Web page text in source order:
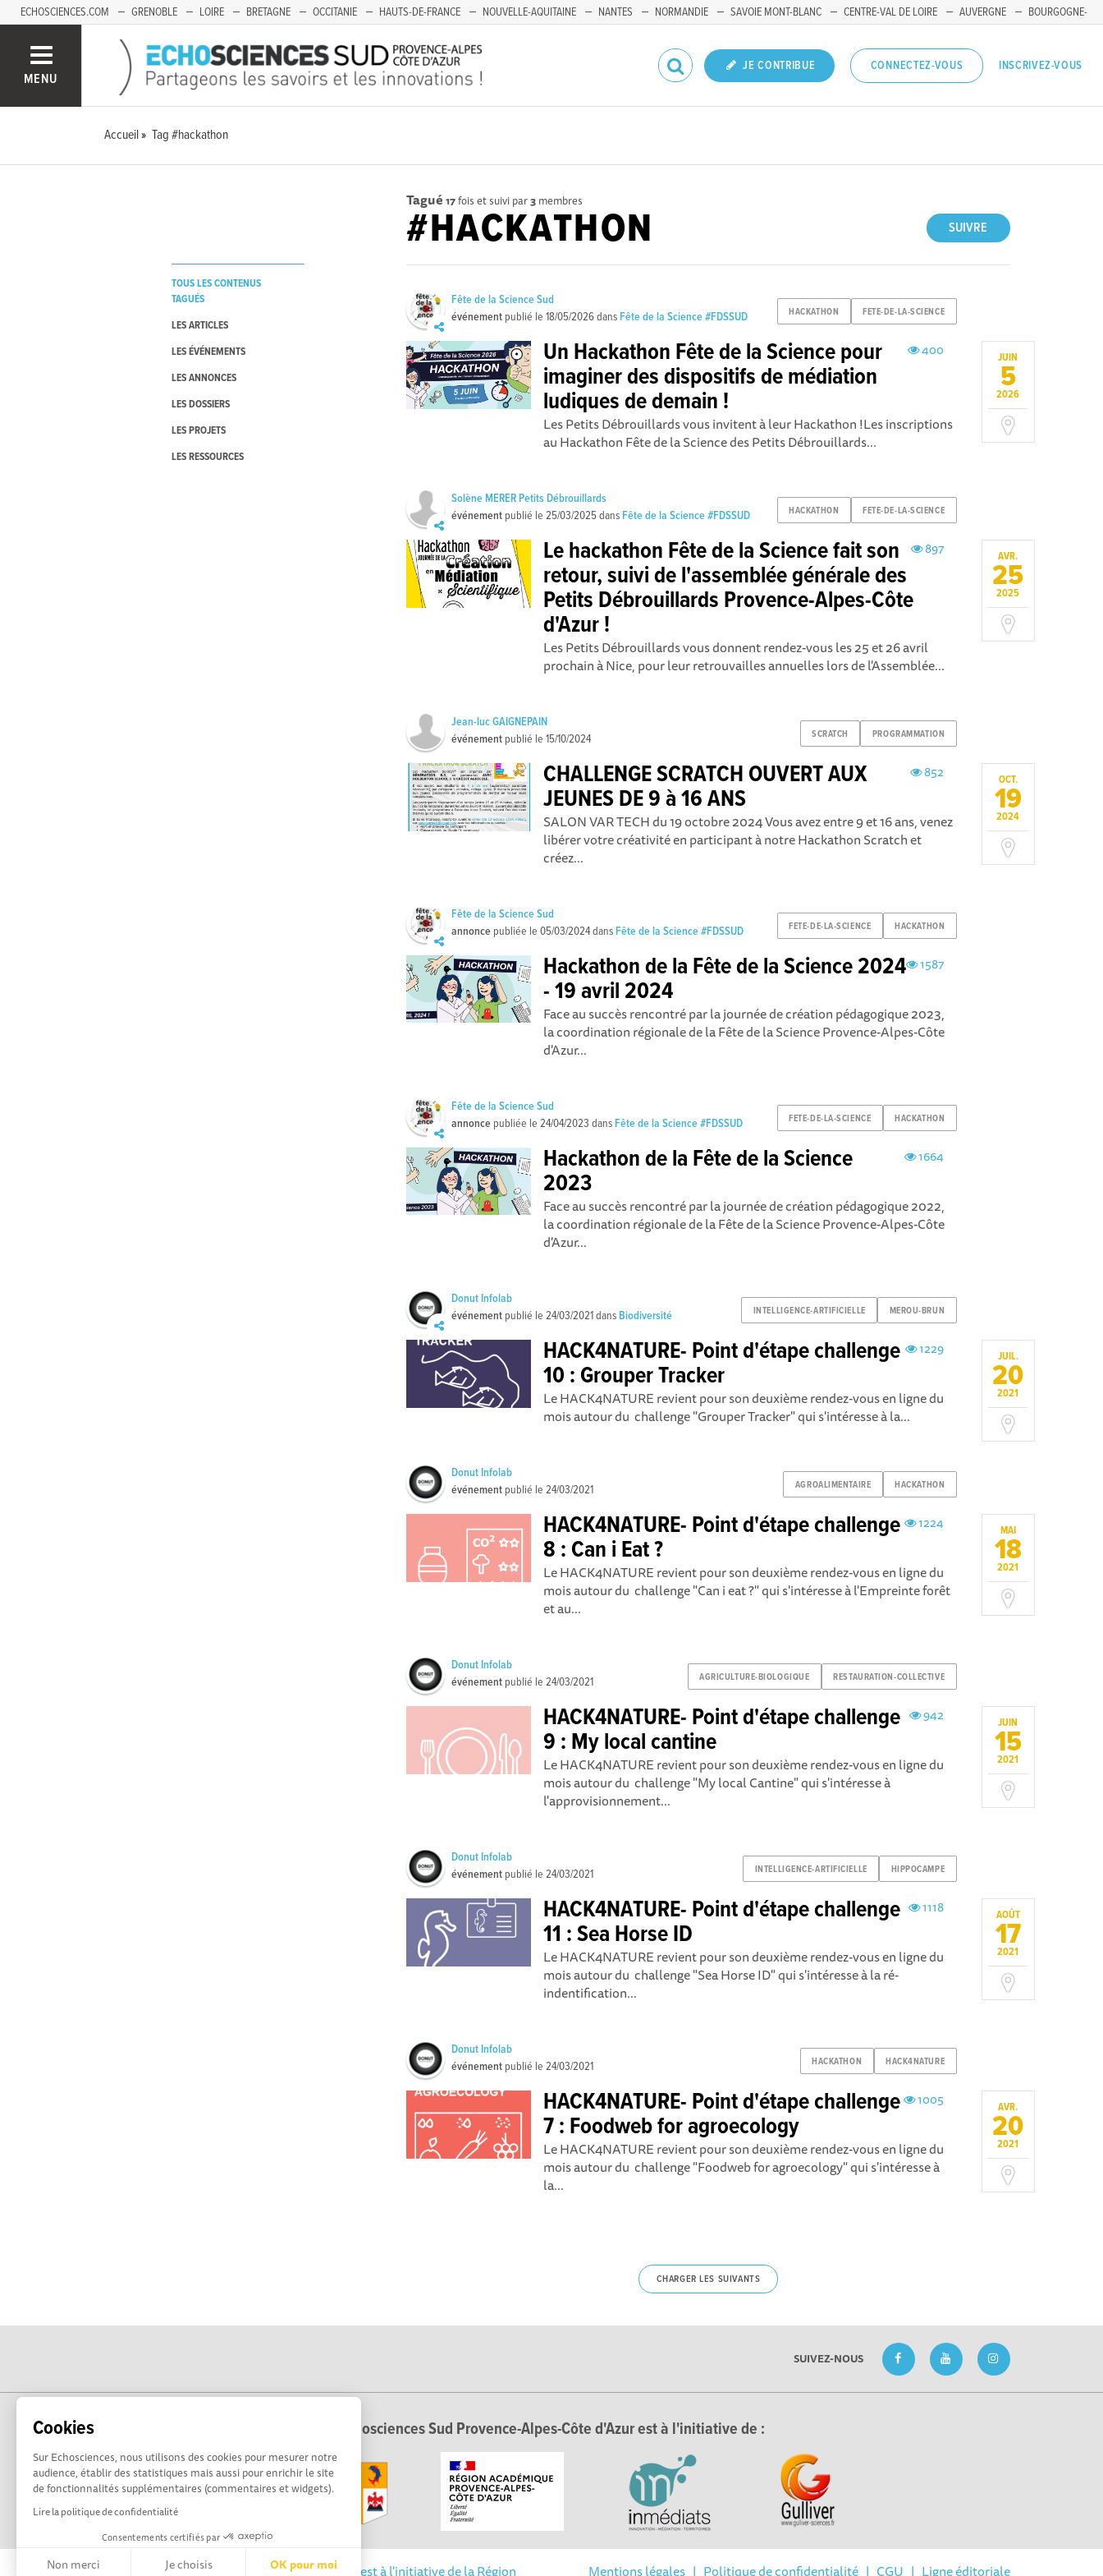
Cookies
Sur Echosciences, nous utilisons des cookies pour mesurer notre
audience, établir des statistiques mais aussi pour enrichir le site
de fonctionnalités supplémentaires (commentaires et widgets).
Lire la politique de confidentialité
Consentements certifiés par
Non merci Je choisis OK pour moi
ECHOSCIENCES.COM GRENOBLE LOIRE BRETAGNE OCCITANIE HAUTS-DE-FRANCE NOUVELLE-AQUITAINE NANTES NORMANDIE SAVOIE MONT-BLANC CENTRE-VAL DE LOIRE AUVERGNE
BOURGOGNE-
MENU
JE CONTRIBUE CONNECTEZ-VOUS INSCRIVEZ-VOUS
Accueil Tag #hackathon
TOUS LES CONTENUS
TAGUÉS
LES ARTICLES
LES ÉVÉNEMENTS
LES ANNONCES
LES DOSSIERS
LES PROJETS
LES RESSOURCES
Tagué 17fois et suivi par3 membres
SUIVRE
#HACKATHON
HACKATHON FETE-DE-LA-SCIENCE
Fête de la Science Sud
événement publié le18/05/2026dans Fête de la Science #FDSSUD
JUIN
5
2026
400
Un Hackathon Fête de la Science pour
imaginer des dispositifs de médiation
ludiques de demain !
Les Petits Débrouillards vous invitent à leur Hackathon !Les inscriptions
au Hackathon Fête de la Science des Petits Débrouillards...
HACKATHON FETE-DE-LA-SCIENCE
Solène MERER Petits Débrouillards
événement publié le25/03/2025dans Fête de la Science #FDSSUD
AVR.
25
2025
897
Le hackathon Fête de la Science fait son
retour, suivi de l'assemblée générale des
Petits Débrouillards Provence-Alpes-Côte
d'Azur !
Les Petits Débrouillards vous donnent rendez-vous les 25 et 26 avril
prochain à Nice, pour leur retrouvailles annuelles lors de l'Assemblée...
SCRATCH PROGRAMMATION
Jean-luc GAIGNEPAIN
événement publié le15/10/2024
OCT.
19
2024
852
CHALLENGE SCRATCH OUVERT AUX
JEUNES DE 9 à 16 ANS
SALON VAR TECH du 19 octobre 2024 Vous avez entre 9 et 16 ans, venez
libérer votre créativité en participant à notre Hackathon Scratch et
créez...
FETE-DE-LA-SCIENCE HACKATHON
Fête de la Science Sud
annonce publiée le05/03/2024dans Fête de la Science #FDSSUD
1587
Hackathon de la Fête de la Science 2024
- 19 avril 2024
Face au succès rencontré par la journée de création pédagogique 2023,
la coordination régionale de la Fête de la Science Provence-Alpes-Côte
d'Azur...
FETE-DE-LA-SCIENCE HACKATHON
Fête de la Science Sud
annonce publiée le24/04/2023 dans Fête de la Science #FDSSUD
1664
Hackathon de la Fête de la Science
2023
Face au succès rencontré par la journée de création pédagogique 2022,
la coordination régionale de la Fête de la Science Provence-Alpes-Côte
d'Azur...
INTELLIGENCE-ARTIFICIELLE MEROU-BRUN
Donut Infolab
événement publié le24/03/2021dans Biodiversité
JUIL.
20
2021
1229
HACK4NATURE- Point d'étape challenge
10 : Grouper Tracker
Le HACK4NATURE revient pour son deuxième rendez-vous en ligne du
mois autour du challenge "Grouper Tracker" qui s'intéresse à la...
AGROALIMENTAIRE HACKATHON
Donut Infolab
événement publié le24/03/2021
MAI
18
2021
1224
HACK4NATURE- Point d'étape challenge
8 : Can i Eat ?
Le HACK4NATURE revient pour son deuxième rendez-vous en ligne du
mois autour du challenge "Can i eat ?" qui s'intéresse à l'Empreinte forêt
et au...
AGRICULTURE-BIOLOGIQUE RESTAURATION-COLLECTIVE
Donut Infolab
événement publié le24/03/2021
JUIN
15
2021
942
HACK4NATURE- Point d'étape challenge
9 : My local cantine
Le HACK4NATURE revient pour son deuxième rendez-vous en ligne du
mois autour du challenge "My local Cantine" qui s'intéresse à
l'approvisionnement...
INTELLIGENCE-ARTIFICIELLE HIPPOCAMPE
Donut Infolab
événement publié le24/03/2021
AOÛT
17
2021
1118
HACK4NATURE- Point d'étape challenge
11 : Sea Horse ID
Le HACK4NATURE revient pour son deuxième rendez-vous en ligne du
mois autour du challenge "Sea Horse ID" qui s'intéresse à la ré-
indentification...
HACKATHON HACK4NATURE
Donut Infolab
événement publié le24/03/2021
AVR.
20
2021
1005
HACK4NATURE- Point d'étape challenge
7 : Foodweb for agroecology
Le HACK4NATURE revient pour son deuxième rendez-vous en ligne du
mois autour du challenge "Foodweb for agroecology" qui s'intéresse à
la...
CHARGER LES SUIVANTS
SUIVEZ-NOUS
Echosciences Sud Provence-Alpes-Côte d'Azur est à l'initiative de :
Echosciences Sud Provence-Alpes-Côte d'Azur est à l'initiative de la Région Mentions légales| Politique de confidentialité| CGU | Ligne éditoriale